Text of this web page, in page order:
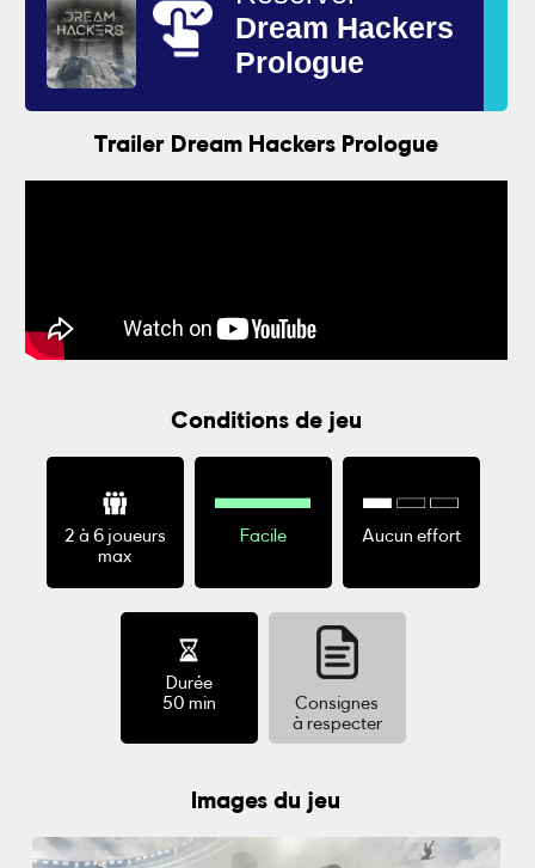
Dream Hackers
Prologue
Trailer Dream Hackers Prologue
Conditions de jeu
2 à 6 joueurs
max
Facile Aucun effort
Durée
50 min
Consignes
à respecter
Images du jeu